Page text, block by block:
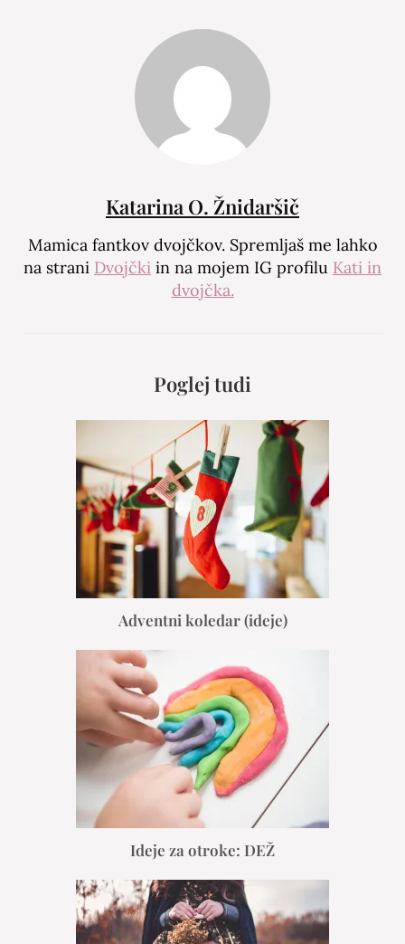
Katarina O. Žnidaršič
Mamica fantkov dvojčkov. Spremljaš me lahko
na strani Dvojčki in na mojem IG profilu Kati in
dvojčka.
Poglej tudi
Adventni koledar (ideje)
Ideje za otroke: DEŽ